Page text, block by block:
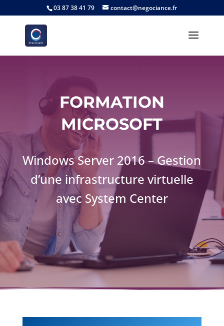
03 87 38 41 79 contact@negociance.fr
FORMATION
MICROSOFT
Windows Server 2016 – Gestion
d’une infrastructure virtuelle
avec System Center